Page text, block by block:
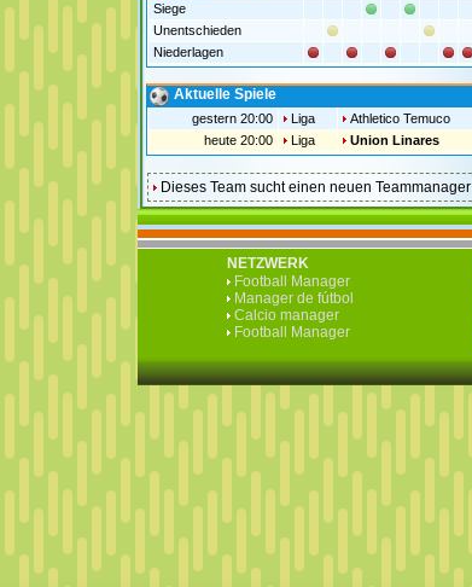
Siege
Unentschieden
Niederlagen
Aktuelle Spiele
gestern 20:00 Liga Athletico Temuco
heute 20:00
Liga Union Linares
Dieses Team sucht einen neuen Teammanager
NETZWERK
Football Manager
Manager de fútbol
Calcio manager
Football Manager